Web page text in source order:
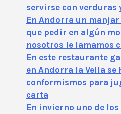
servirse con verduras
En Andorra un
que pedir en algún
nosotros le lamamos
En este restaurante
en Andorra la Vella se
conformismos para
carta
En invierno uno de